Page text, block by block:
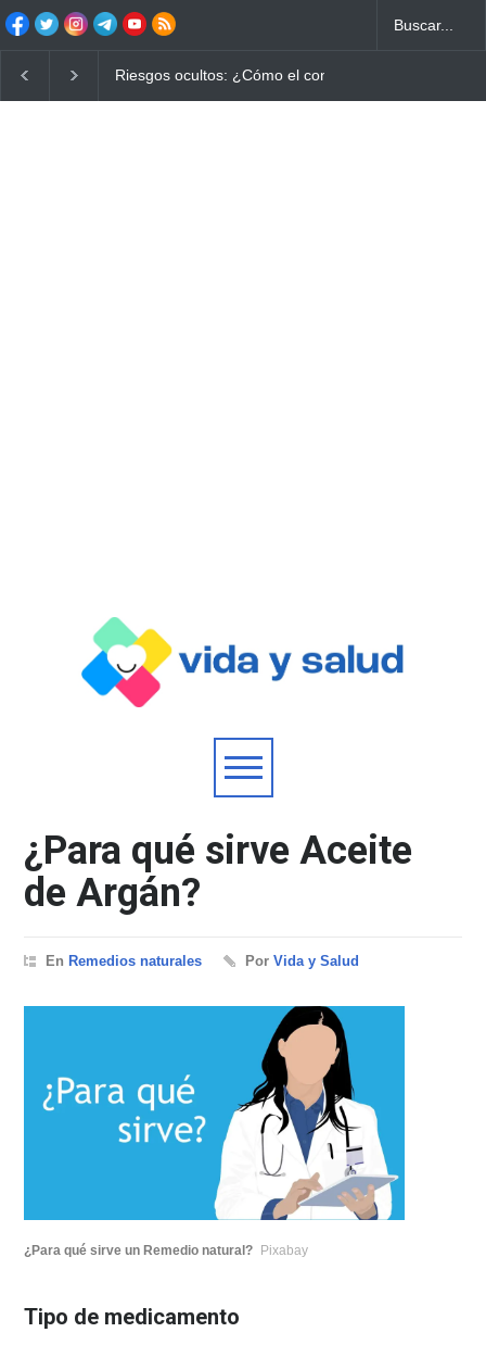
Riesgos ocultos: ¿Cómo el consumo de alimentos
¿Para qué sirve Aceite
de Argán?
En Remedios naturales PorVida y Salud
¿Para qué sirve un Remedio natural? Pixabay
Tipo de medicamento